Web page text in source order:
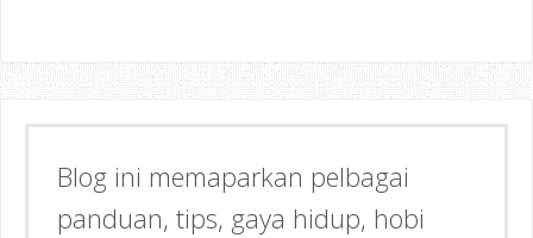
Semoga dapat memberi Manfaat &
Inspirasi kepada anda!